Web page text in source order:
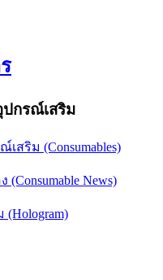
ปกรณ์เสริม
สริม (Consumables)
News)